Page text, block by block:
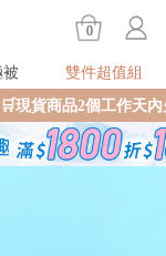
0
雙件超值組
內火速寄出🚚滿額再